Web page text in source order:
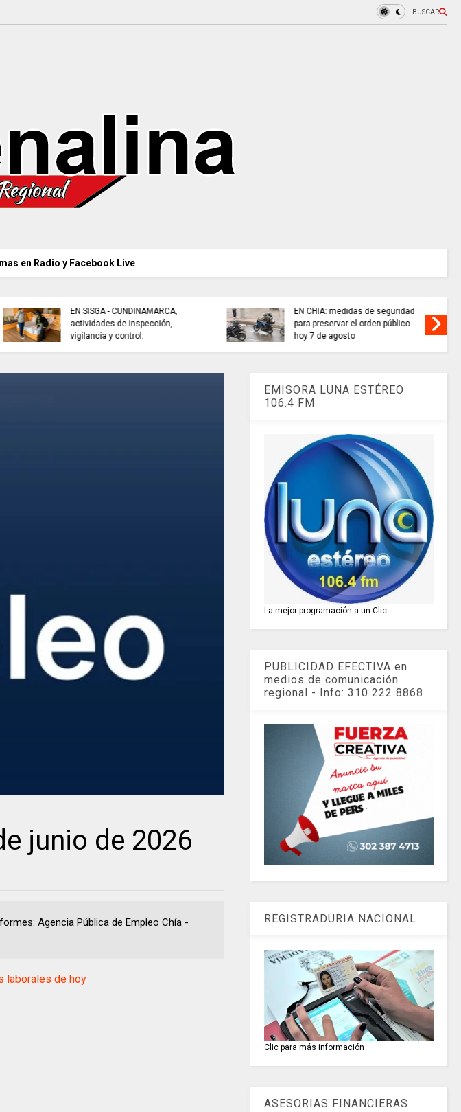
BUSCAR
en Radio y Facebook Live
TRABAJO...........................si hay //
viernes 7 de agosto de 2026
ES HORA DE REFLEXIONAR
junio de 2026
Agencia Pública de Empleo Chía -
laborales de hoy
EMISORA LUNA ESTÉREO
106.4 FM
La mejor programación a un Clic
PUBLICIDAD EFECTIVA en
medios de comunicación
regional - Info: 310 222 8868
REGISTRADURIA NACIONAL
Clic para más información
ASESORIAS FINANCIERAS